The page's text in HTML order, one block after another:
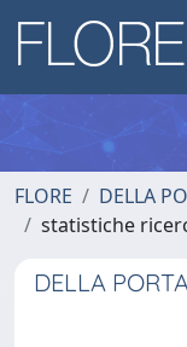
FLORE
DELLA
statistiche
DELLA